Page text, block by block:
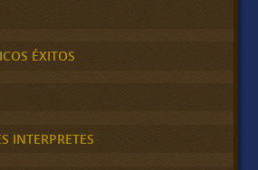
ÉXITOS
INTERPRETES